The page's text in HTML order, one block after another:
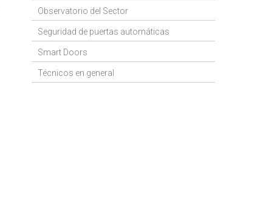
Observatorio del Sector
Seguridad de puertas automáticas
Smart Doors
Técnicos en general